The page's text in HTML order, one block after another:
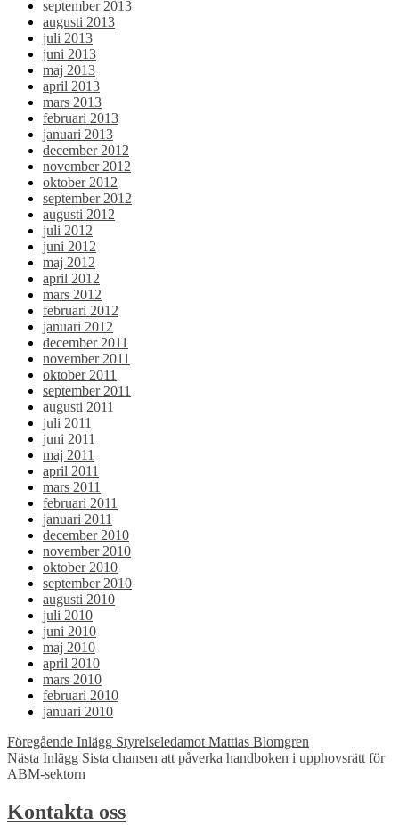
september 2013
augusti 2013
juli 2013
juni 2013
maj 2013
april 2013
mars 2013
februari 2013
januari 2013
december 2012
november 2012
oktober 2012
september 2012
augusti 2012
juli 2012
juni 2012
maj 2012
april 2012
mars 2012
februari 2012
januari 2012
december 2011
november 2011
oktober 2011
september 2011
augusti 2011
juli 2011
juni 2011
maj 2011
april 2011
mars 2011
februari 2011
januari 2011
december 2010
november 2010
oktober 2010
september 2010
augusti 2010
juli 2010
juni 2010
maj 2010
april 2010
mars 2010
februari 2010
januari 2010
Inläggsnavigering
Föregående Inlägg Styrelseledamot Mattias Blomgren
Nästa Inlägg Sista chansen att påverka handboken i upphovsrätt för
Kontakta oss